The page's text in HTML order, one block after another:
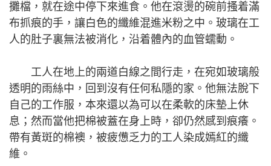
攤檔，就在途中停下來進食。他在滾燙的碗前搔着滿
布抓痕的手，讓白色的纖維混進米粉之中。玻璃在工
人的肚子裏無法被消化，沿着體內的血管蠕動。
工人在地上的兩道白線之間行走，在宛如玻璃般
透明的雨絲中，回到沒有任何私隱的家。他無法脫下
自己的工作服，本來還以為可以在柔軟的床墊上休
息；然而當他把棉被蓋在身上時，卻仍然感到痕癢。
帶有黃斑的棉襖，被疲憊乏力的工人染成嫣紅的纖
維。